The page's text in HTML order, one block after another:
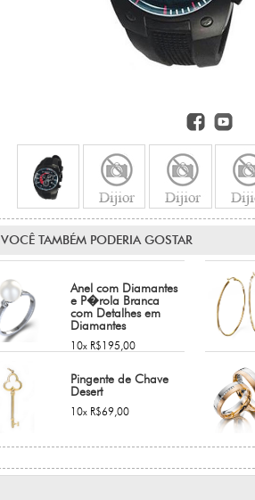
VOCÊ TAMBÉM PODERIA GOSTAR
Anel com Diamantes
e P�rola Branca
com Detalhes em
Diamantes
10x R$195,00
Pingente de Chave
Desert
10x R$69,00